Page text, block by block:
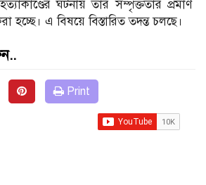
ঘটনায় তাঁর সম্পৃক্ততার প্রমাণ
হচ্ছে। এ বিষয়ে বিস্তারিত তদন্ত চলছে।
Print